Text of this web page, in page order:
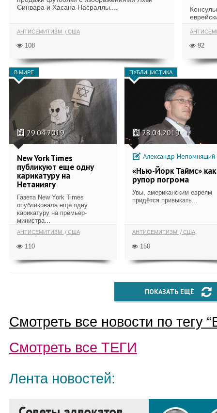
Синвара и Хасана Насраллы....
АНТИСЕМИТИЗМ США
108 92
В МИРЕ
29.04.2019
New York Times
публикуют еще одну
карикатуру на
Нетаниягу
Газета New York Times
опубликовала еще одну
карикатуру на премьер-
министра...
АНТИСЕМИТИЗМ США
110
ПУБЛИЦИСТИКА
28.04.2019
Александр Непомнящий
«Нью-Йорк Таймс» как
рупор погрома
Увы, американским евреям
придётся привыкать...
АНТИСЕМИТИЗМ США
150
ПОКАЗАТЬ ЕЩЁ
Смотреть все новости по тегу “
Смотреть все ТЕГИ
Лента новостей: